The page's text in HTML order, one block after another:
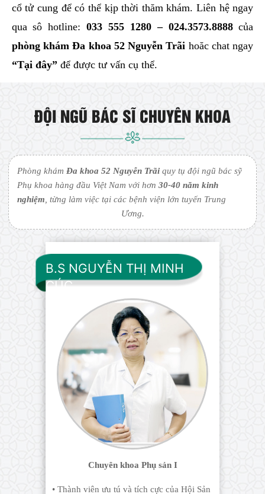
cổ tử cung để có thể kịp thời thăm khám. Liên hệ ngay
qua sô hotline:033 555 1280 – 024.3573.8888của
phòng khámĐa khoa 52 Nguyễn Trãi hoăc chat ngay
“Tại đây”để được tư vấn cụ thể.
ĐỘI NGŨ BÁC SĨ CHUYÊN KHOA
Phòng khámĐa khoa 52 Nguyễn Trãi quy tụ đội ngũ bác sỹ
Phụ khoa hàng đầu Việt Nam với hơn30-40 năm kinh
nghiệm , từng làm việc tại các bệnh viện lớn tuyến Trung
Ương.
B.S NGUYỄN THỊ MINH
CÚC
Chuyên khoa Phụ sản I
• Thành viên ưu tú và tích cực của Hội Sản